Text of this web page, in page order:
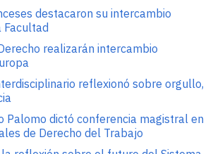
destacaron su intercambio
Facultad
realizarán intercambio
reflexionó sobre orgullo,
Palomo dictó conferencia magistral en
de Derecho del Trabajo